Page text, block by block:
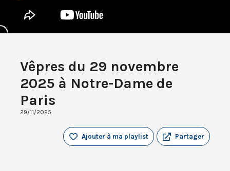
Vêpres du 29 novembre
2025 à Notre-Dame de
Paris
29/11/2025
Partager
Ajouter à ma playlist